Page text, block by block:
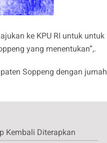
ke KPU RI untuk untuk
yang menentukan”,.
Soppeng dengan jumah
Kembali Diterapkan